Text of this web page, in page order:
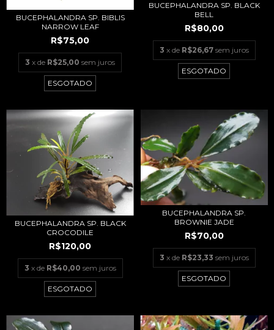
BUCEPHALANDRA SP. BIBLIS
NARROW LEAF
R$75,00
3 x de R$25,00 sem juros
ESGOTADO
BUCEPHALANDRA SP. BLACK
BELL
R$80,00
3 x de R$26,67 sem juros
ESGOTADO
BUCEPHALANDRA SP. BLACK
CROCODILE
R$120,00
3 x de R$40,00 sem juros
ESGOTADO
BUCEPHALANDRA SP.
BROWNIE JADE
R$70,00
3 x de R$23,33 sem juros
ESGOTADO